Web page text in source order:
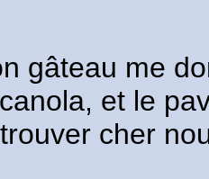
gâteau me
et le
cher